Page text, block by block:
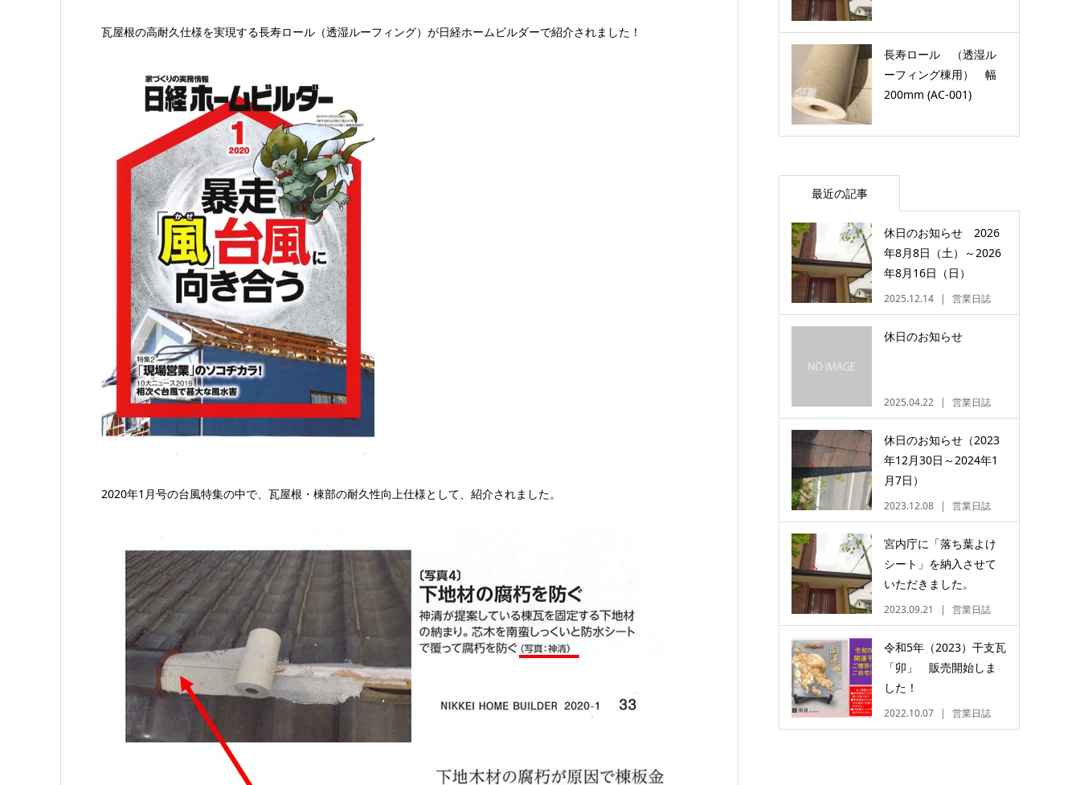
瓦屋根の高耐久仕様を実現する長寿ロール（透湿ルーフィング）が日経ホームビルダーで紹介されました！
2020年1月号の台風特集の中で、瓦屋根・棟部の耐久性向上仕様として、紹介されました。
長寿ロール （透湿ル
ーフィング棟用） 幅
200mm (AC-001)
最近の記事
休日のお知らせ 2026
年8月8日（土）～2026
年8月16日（日）
2025.12.14 営業日誌
休日のお知らせ
2025.04.22 営業日誌
休日のお知らせ（2023
年12月30日～2024年1
月7日）
2023.12.08 営業日誌
宮内庁に「落ち葉よけ
シート」を納入させて
いただきました。
2023.09.21 営業日誌
令和5年（2023）干支瓦
「卯」 販売開始しま
した！
2022.10.07 営業日誌